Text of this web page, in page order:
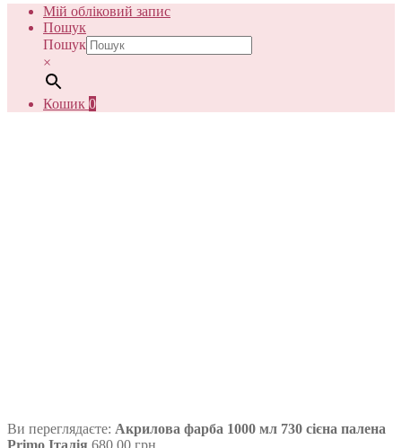
Мій обліковий запис
Пошук
Пошук
×
Кошик 0
Ви переглядаєте: Акрилова фарба 1000 мл 730 сієна палена